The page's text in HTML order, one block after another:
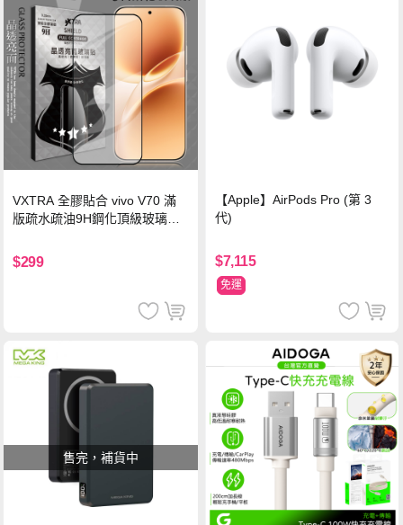
VXTRA 全膠貼合 vivo V70 滿
版疏水疏油9H鋼化頂級玻璃貼
$299
【Apple】AirPods Pro (第 3
代)
$7,115
免運
售完，補貨中